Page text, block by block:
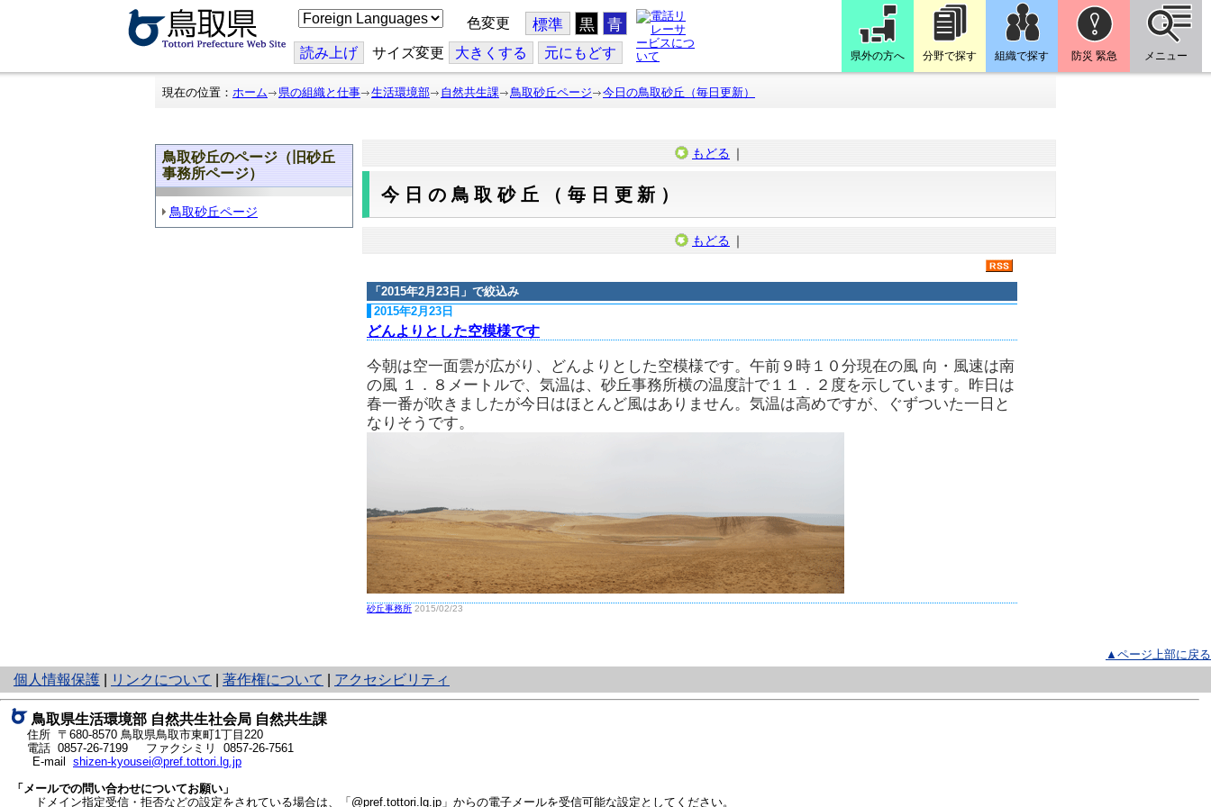
こ
の
ジ
を
翻
色変更 標準 黒 青
読み上げ サイズ変更 大きくする 元にもどす 県外の方へ 分野で探す 組織で探す 防災 緊急 メニュー
現在の位置： ホーム 県の組織と仕事 生活環境部 自然共生課 鳥取砂丘ページ 今日の鳥取砂丘（毎日更新）
鳥取砂丘のページ（旧砂丘
事務所ページ）
鳥取砂丘ページ
もどる ｜
今日の鳥取砂丘（毎日更新）
もどる ｜
「 2015年2月23日 」で絞込み
2015年2月23日
どんよりとした空模様です
今朝は空一面雲が広がり、どんよりとした空模様です。午前９時１０分現在の風 向・風速は南
の風 １．８メートルで、気温は、砂丘事務所横の温度計で１１．２度を示しています。昨日は
春一番が吹きましたが今日はほとんど風はありません。気温は高めですが、ぐずついた一日と
なりそうです。
砂丘事務所 2015/02/23
▲ページ上部に戻る
個人情報保護
と
り
ネ
ッ
ト
へ
の
リンクについて 著作権について アクセシビリティ
鳥取県生活環境部 自然共生社会局 自然共生課
住所 〒680-8570 鳥取県鳥取市東町1丁目220
電話 0857-26-7199
ファクシミリ 0857-26-7561
E-mail shizen-kyousei@pref.tottori.lg.jp
「メールでの問い合わせについてお願い」
ドメイン指定受信・拒否などの設定をされている場合は、「@pref.tottori.lg.jp」からの電子メールを受信可能な設定としてください。